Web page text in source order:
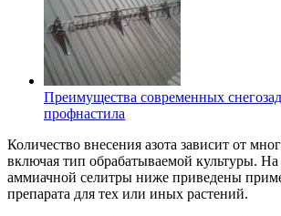
Преимущества современных
профнастила
Количество внесения азота зависит от
включая тип обрабатываемой культуры.
аммиачной селитры ниже приведены
препарата для тех или иных растений.